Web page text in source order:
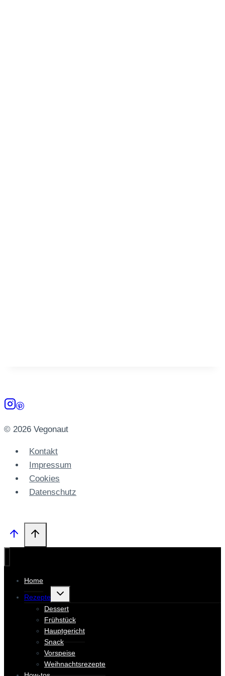
© 2026 Vegonaut
Kontakt
Impressum
Cookies
Datenschutz­
Home
Rezepte
Untermenü
Dessert
Frühstück
Hauptgericht
Snack
Vorspeise
Weihnachtsrezepte